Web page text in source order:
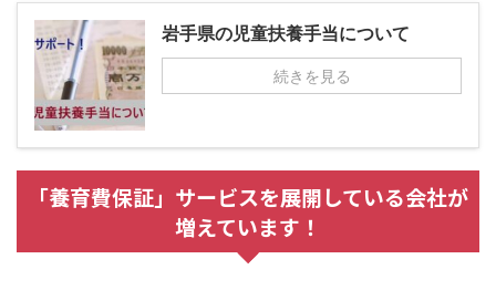
岩手県の児童扶養手当について
続きを見る
「養育費保証」サービスを展開している会社が
増えています！